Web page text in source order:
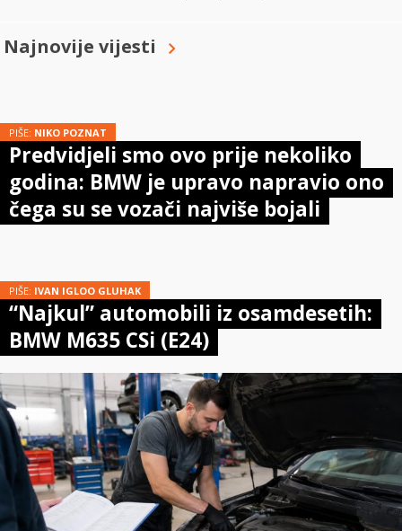
Najnovije vijesti
PIŠE: NIKO POZNAT
Predvidjeli smo ovo prije nekoliko
godina: BMW je upravo napravio ono
čega su se vozači najviše bojali
PIŠE: IVAN IGLOO GLUHAK
“Najkul” automobili iz osamdesetih:
BMW M635 CSi (E24)